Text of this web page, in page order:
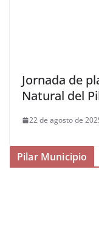
Jornada de
Natural del
22 de agosto de
Pilar Municipio